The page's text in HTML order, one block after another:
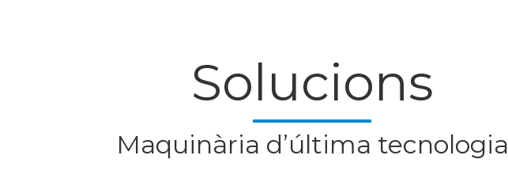
Solucions
Maquinària d’última tecnologia